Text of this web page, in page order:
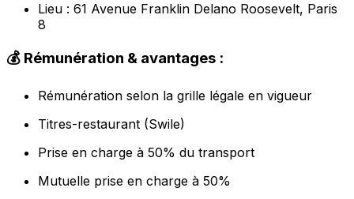
Lieu : 61 Avenue Franklin Delano Roosevelt, Paris
8
💰 Rémunération & avantages :
Rémunération selon la grille légale en vigueur
Titres-restaurant (Swile)
Prise en charge à 50% du transport
Mutuelle prise en charge à 50%